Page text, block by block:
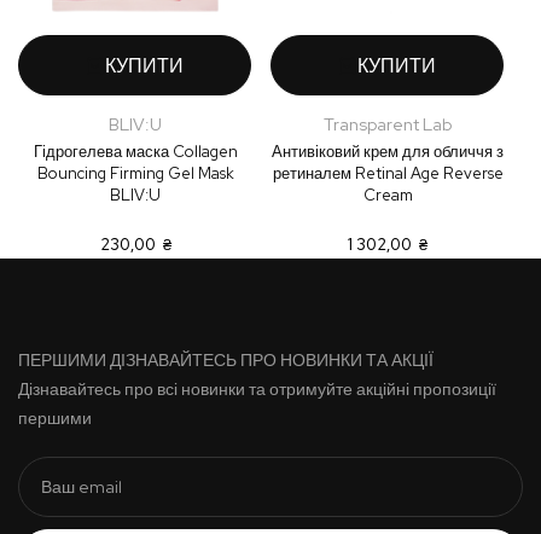
КУПИТИ
BLIV:U
Гідрогелева маска Collagen
Bouncing Firming Gel Mask
BLIV:U
230,00 ₴
КУПИТИ
Transparent Lab
Антивіковий крем для обличчя з
ретиналем Retinal Age Reverse
Cream
1 302,00 ₴
ПЕРШИМИ ДІЗНАВАЙТЕСЬ ПРО НОВИНКИ ТА АКЦІЇ
Дізнавайтесь про всі новинки та отримуйте акційні пропозиції
першими